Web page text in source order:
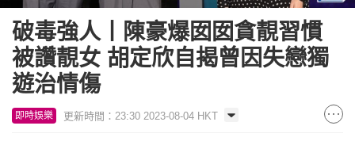
破毒強人丨陳豪爆囡囡貪靚習慣
被讚靚女 胡定欣自揭曾因失戀獨
遊治情傷
即時娛樂 更新時間：23:30 2023-08-04 HKT